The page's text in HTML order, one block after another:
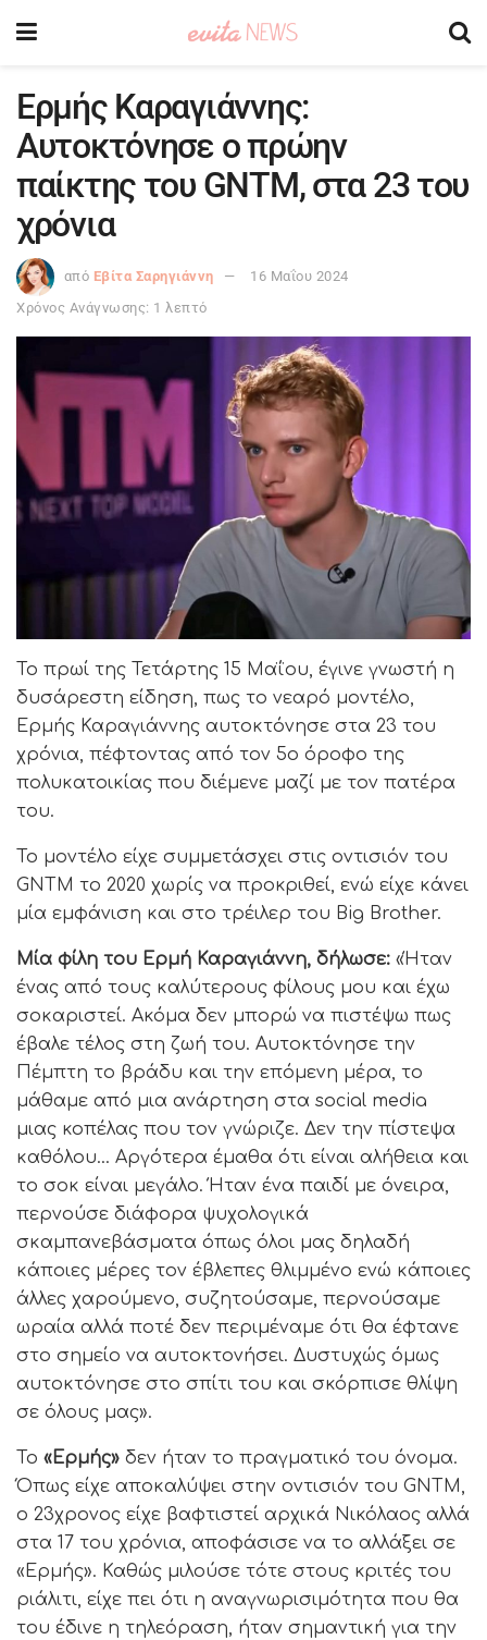
Eρμής Καραγιάννης:
Αυτοκτόνησε ο πρώην
παίκτης του GNTM, στα 23 του
χρόνια
από Εβίτα Σαρηγιάννη
16 Μαΐου 2024
Χρόνος Ανάγνωσης: 1 λεπτό
To πρωί της Τετάρτης 15 Μαΐου, έγινε γνωστή η
δυσάρεστη είδηση, πως το νεαρό μοντέλο,
Ερμής Καραγιάννης αυτοκτόνησε στα 23 του
χρόνια, πέφτοντας από τον 5ο όροφο της
πολυκατοικίας που διέμενε μαζί με τον πατέρα
του.
Το μοντέλο είχε συμμετάσχει στις οντισιόν του
GNTM το 2020 χωρίς να προκριθεί, ενώ είχε κάνει
μία εμφάνιση και στο τρέιλερ του Big Brother.
Μία φίλη του Eρμή Καραγιάννη, δήλωσε: «Ήταν
ένας από τους καλύτερους φίλους μου και έχω
σοκαριστεί. Ακόμα δεν μπορώ να πιστέψω πως
έβαλε τέλος στη ζωή του. Αυτοκτόνησε την
Πέμπτη το βράδυ και την επόμενη μέρα, το
μάθαμε από μια ανάρτηση στα social media
μιας κοπέλας που τον γνώριζε. Δεν την πίστεψα
καθόλου… Αργότερα έμαθα ότι είναι αλήθεια και
το σοκ είναι μεγάλο. Ήταν ένα παιδί με όνειρα,
περνούσε διάφορα ψυχολογικά
σκαμπανεβάσματα όπως όλοι μας δηλαδή
κάποιες μέρες τον έβλεπες θλιμμένο ενώ κάποιες
άλλες χαρούμενο, συζητούσαμε, περνούσαμε
ωραία αλλά ποτέ δεν περιμέναμε ότι θα έφτανε
στο σημείο να αυτοκτονήσει. Δυστυχώς όμως
αυτοκτόνησε στο σπίτι του και σκόρπισε θλίψη
σε όλους μας».
Το «Ερμής» δεν ήταν το πραγματικό του όνομα.
Όπως είχε αποκαλύψει στην οντισιόν του GNTM,
ο 23χρονος είχε βαφτιστεί αρχικά Νικόλαος αλλά
στα 17 του χρόνια, αποφάσισε να το αλλάξει σε
«Ερμής». Καθώς μιλούσε τότε στους κριτές του
ριάλιτι, είχε πει ότι η αναγνωρισιμότητα που θα
του έδινε η τηλεόραση, ήταν σημαντική για την